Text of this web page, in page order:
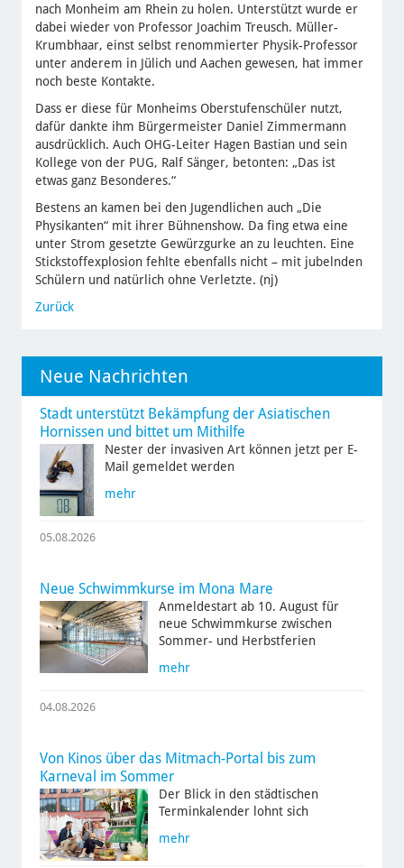
nach Monheim am Rhein zu holen. Unterstützt wurde er
dabei wieder von Professor Joachim Treusch. Müller-
Krumbhaar, einst selbst renommierter Physik-Professor
unter anderem in Jülich und Aachen gewesen, hat immer
noch beste Kontakte.
Dass er diese für Monheims Oberstufenschüler nutzt,
dafür dankte ihm Bürgermeister Daniel Zimmermann
ausdrücklich. Auch OHG-Leiter Hagen Bastian und sein
Kollege von der PUG, Ralf Sänger, betonten: „Das ist
etwas ganz Besonderes.“
Bestens an kamen bei den Jugendlichen auch „Die
Physikanten“ mit ihrer Bühnenshow. Da fing etwa eine
unter Strom gesetzte Gewürzgurke an zu leuchten. Eine
Stickstoffexplosion fehlte ebenfalls nicht – mit jubelnden
Schülern und natürlich ohne Verletzte. (nj)
Zurück
Neue Nachrichten
Stadt unterstützt Bekämpfung der Asiatischen
Hornissen und bittet um Mithilfe
Nester der invasiven Art können jetzt per E-
Mail gemeldet werden
mehr
05.08.2026
Neue Schwimmkurse im Mona Mare
Anmeldestart ab 10. August für
neue Schwimmkurse zwischen
Sommer- und Herbstferien
mehr
04.08.2026
Von Kinos über das Mitmach-Portal bis zum
Karneval im Sommer
Der Blick in den städtischen
Terminkalender lohnt sich
mehr